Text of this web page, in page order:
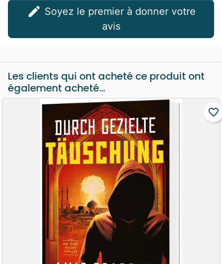
edit
avis
Les clients qui ont acheté ce produit ont
également acheté...
favorite_border